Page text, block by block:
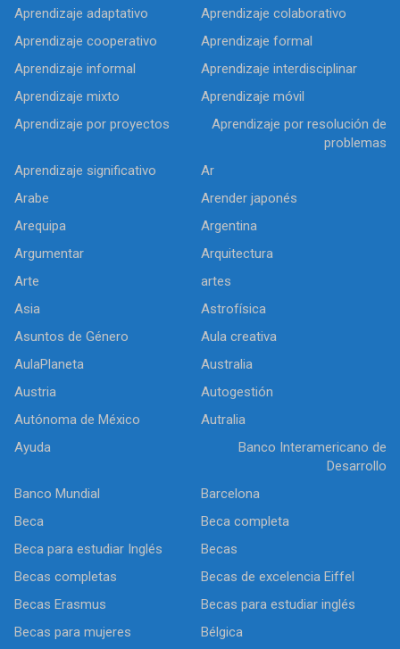
Aprendizaje adaptativo
Aprendizaje colaborativo
Aprendizaje cooperativo
Aprendizaje formal
Aprendizaje informal
Aprendizaje interdisciplinar
Aprendizaje mixto
Aprendizaje móvil
Aprendizaje por proyectos
Aprendizaje por resolución de
problemas
Aprendizaje significativo
Ar
Arabe
Arender japonés
Arequipa
Argentina
Argumentar
Arquitectura
Arte
artes
Asia
Astrofísica
Asuntos de Género
Aula creativa
AulaPlaneta
Australia
Austria
Autogestión
Autónoma de México
Autralia
Ayuda
Banco Interamericano de
Desarrollo
Banco Mundial
Barcelona
Beca
Beca completa
Beca para estudiar Inglés
Becas
Becas completas
Becas de excelencia Eiffel
Becas Erasmus
Becas para estudiar inglés
Becas para mujeres
Bélgica